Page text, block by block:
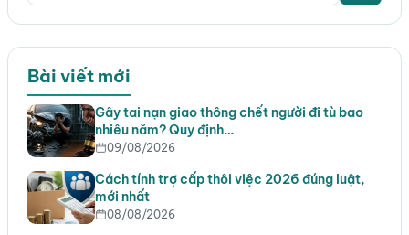
Bài viết mới
Gây tai nạn giao thông chết người đi tù bao
nhiêu năm? Quy định…
09/08/2026
Cách tính trợ cấp thôi việc 2026 đúng luật,
mới nhất
08/08/2026